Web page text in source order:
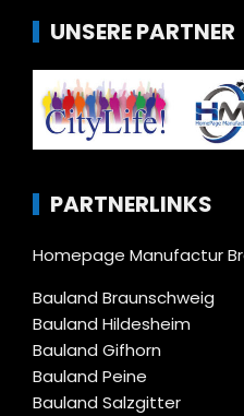
UNSERE PARTNER
PARTNERLINKS
Homepage Manufactur
Bauland Braunschweig
Bauland Hildesheim
Bauland Gifhorn
Bauland Peine
Bauland Salzgitter